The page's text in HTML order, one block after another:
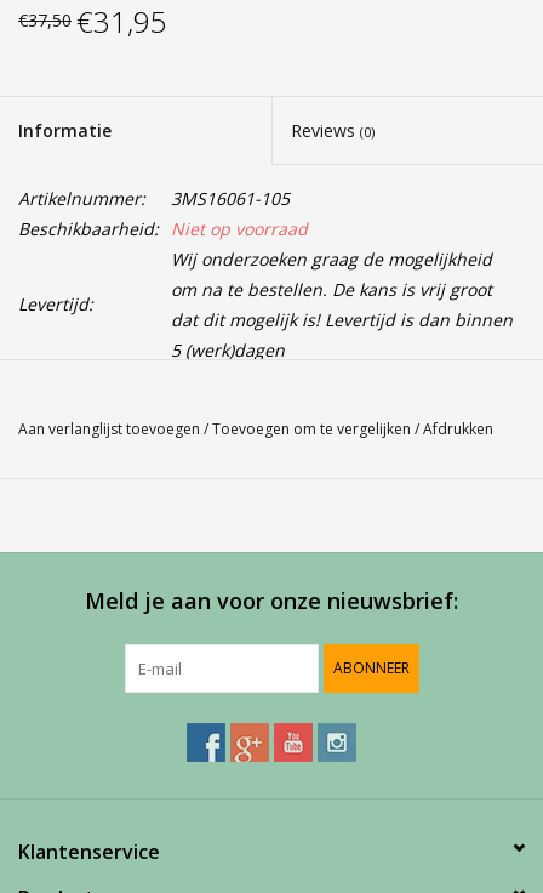
€37,50 €31,95
Informatie Reviews (0)
Artikelnummer:
3MS16061-105
Beschikbaarheid: Niet op voorraad
Levertijd:
Wij onderzoeken graag de mogelijkheid
om na te bestellen. De kans is vrij groot
dat dit mogelijk is! Levertijd is dan binnen
5 (werk)dagen
Gender: Man
lichte materiaal en zo ontworpen dat het je complexe bewegingen
van een ventilerende inzet en bevat geen hinderlijke knellende naden.
Aan de linkerzijde is eenBabolat logogeplaatst op de broekspijp.
Aan verlanglijst toevoegen /Toevoegen om te vergelijken /Afdrukken
Meld je aan voor onze nieuwsbrief:
ABONNEER
Klantenservice